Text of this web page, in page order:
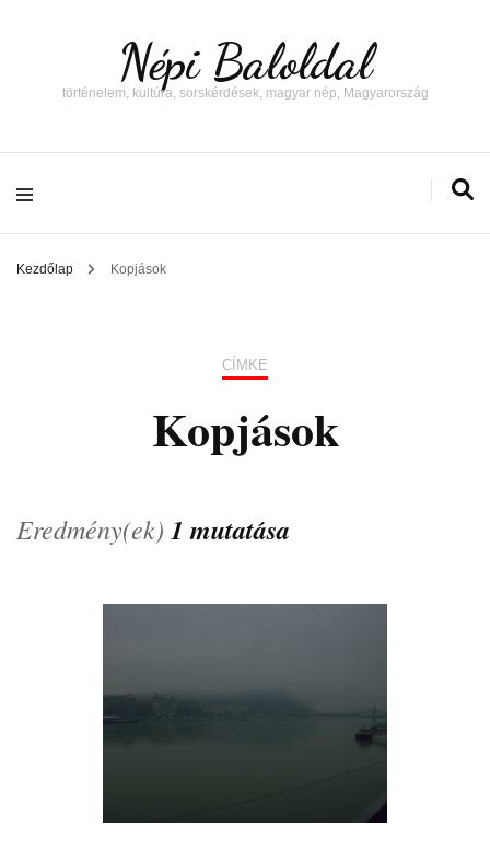
Népi Baloldal
történelem, kultúra, sorskérdések, magyar nép, Magyarország
Kezdőlap Kopjások
CÍMKE
Kopjások
Eredmény(ek) 1 mutatása